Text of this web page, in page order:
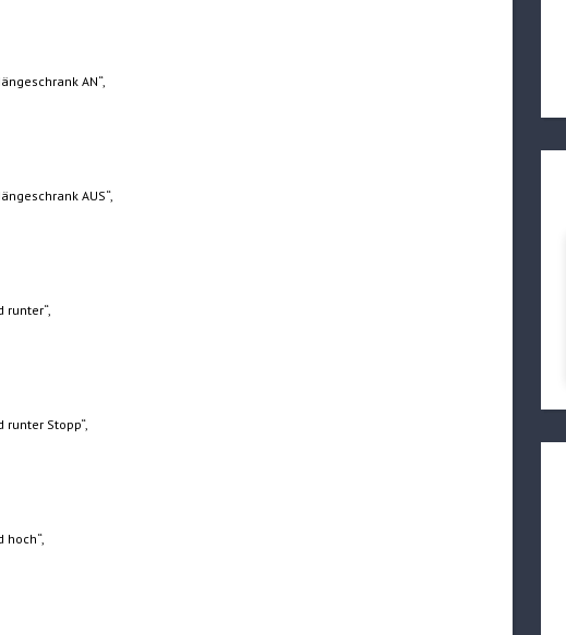
AN“,
AUS“,
runter“,
runter Stopp“,
hoch“,